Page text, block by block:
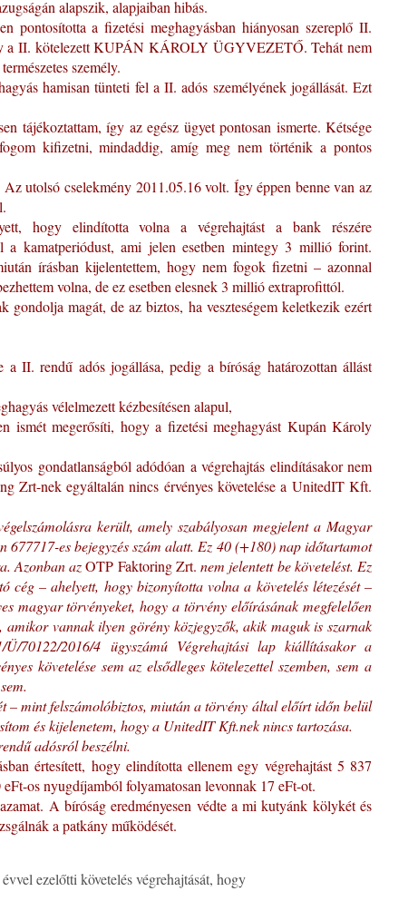
alapszik, alapjaiban hibás.
pontosította a fizetési meghagyásban hiányosan szereplő II.
a II. kötelezett KUPÁN KÁROLY ÜGYVEZETŐ. Tehát nem
személy.
hamisan tünteti fel a II. adós személyének jogállását. Ezt
tájékoztattam, így az egész ügyet pontosan ismerte. Kétsége
kifizetni, mindaddig, amíg meg nem történik a pontos
utolsó cselekmény 2011.05.16 volt. Így éppen benne van az
hogy elindította volna a végrehajtást a bank részére
a kamatperiódust, ami jelen esetben mintegy 3 millió forint.
írásban kijelentettem, hogy nem fogok fizetni – azonnal
volna, de ez esetben elesnek 3 millió extraprofittól.
magát, de az biztos, ha veszteségem keletkezik ezért
a II. rendű adós jogállása, pedig a bíróság határozottan állást
vélelmezett kézbesítésen alapul,
ismét megerősíti, hogy a fizetési meghagyást Kupán Károly
gondatlanságból adódóan a végrehajtás elindításakor nem
Zrt-nek egyáltalán nincs érvényes követelése a UnitedIT Kft.
került, amely szabályosan megjelent a Magyar
677717-es bejegyzés szám alatt. Ez 40 (+180) nap időtartamot
Azonban azOTP Faktoring Zrt. nem jelentett be követelést. Ez
cég – ahelyett, hogy bizonyította volna a követelés létezését –
magyar törvényeket, hogy a törvény előírásának megfelelően
amikor vannak ilyen görény közjegyzők, akik maguk is szarnak
70122/2016/4 ügyszámú Végrehajtási lap kiállításakor a
követelése sem az elsődleges kötelezettel szemben, sem a
– mint felszámolóbiztos, miután a törvény által előírt időn belül
és kijelenetem, hogy a UnitedIT Kft.nek nincs tartozása.
adósról beszélni.
értesített, hogy elindította ellenem egy végrehajtást 5 837
os nyugdíjamból folyamatosan levonnak 17 eFt-ot.
A bíróság eredményesen védte a mi kutyánk kölykét és
a patkány működését.
ezelőtti követelés végrehajtását, hogy